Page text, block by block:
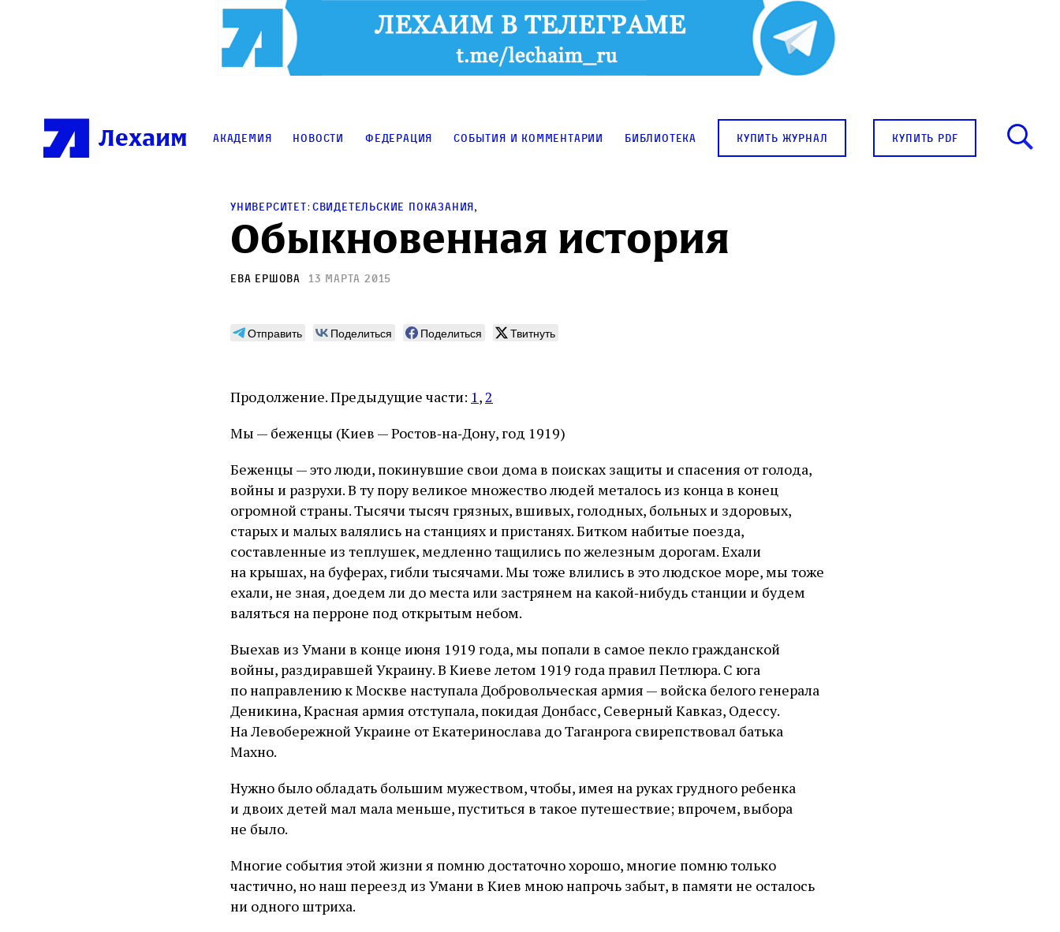
Лехаим Академия Новости Федерация События и комментарии Библиотека купить журнал купить pdf
Университет: Свидетельские показания,
Обыкновенная история
Ева Ершова 13 марта 2015
Отправить Поделиться Поделиться Твитнуть
Продолжение. Предыдущие части: 1,2
Мы — беженцы (Киев — Ростов‑на‑Дону, год 1919)
Беженцы — это люди, покинувшие свои дома в поисках защиты и спасения от голода,
войны и разрухи. В ту пору великое множество людей металось из конца в конец
огромной страны. Тысячи тысяч грязных, вшивых, голодных, больных и здоровых,
старых и малых валялись на станциях и пристанях. Битком набитые поезда,
составленные из теплушек, медленно тащились по железным дорогам. Ехали
на крышах, на буферах, гибли тысячами. Мы тоже влились в это людское море, мы тоже
ехали, не зная, доедем ли до места или застрянем на какой‑нибудь станции и будем
валяться на перроне под открытым небом.
Выехав из Умани в конце июня 1919 года, мы попали в самое пекло гражданской
войны, раздиравшей Украину. В Киеве летом 1919 года правил Петлюра. С юга
по направлению к Москве наступала Добровольческая армия — войска белого генерала
Деникина, Красная армия отступала, покидая Донбасс, Северный Кавказ, Одессу.
На Левобережной Украине от Екатеринослава до Таганрога свирепствовал батька
Махно.
Нужно было обладать большим мужеством, чтобы, имея на руках грудного ребенка
и двоих детей мал мала меньше, пуститься в такое путешествие; впрочем, выбора
не было.
Многие события этой жизни я помню достаточно хорошо, многие помню только
частично, но наш переезд из Умани в Киев мною напрочь забыт, в памяти не осталось
ни одного штриха.